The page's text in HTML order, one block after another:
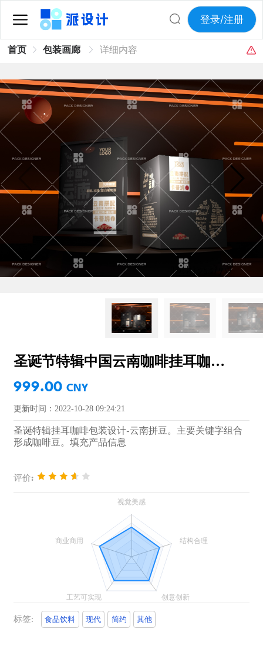
登录/注册
首页 包装画廊 详细内容
圣诞节特辑中国云南咖啡挂耳咖啡包装设计
999.00 CNY
更新时间：2022-10-28 09:24:21
圣诞特辑挂耳咖啡包装设计-云南拼豆。主要关键字组合
形成咖啡豆。填充产品信息
评价:
标签: 食品饮料 现代 简约 其他